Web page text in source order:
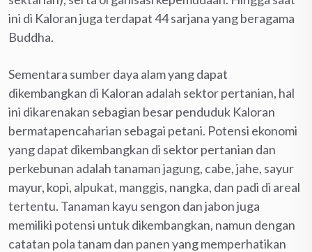
ini di Kaloran juga terdapat 44 sarjana yang beragama
Buddha.
Sementara sumber daya alam yang dapat
dikembangkan di Kaloran adalah sektor pertanian, hal
ini dikarenakan sebagian besar penduduk Kaloran
bermatapencaharian sebagai petani. Potensi ekonomi
yang dapat dikembangkan di sektor pertanian dan
perkebunan adalah tanaman jagung, cabe, jahe, sayur
mayur, kopi, alpukat, manggis, nangka, dan padi di areal
tertentu. Tanaman kayu sengon dan jabon juga
memiliki potensi untuk dikembangkan, namun dengan
catatan pola tanam dan panen yang memperhatikan